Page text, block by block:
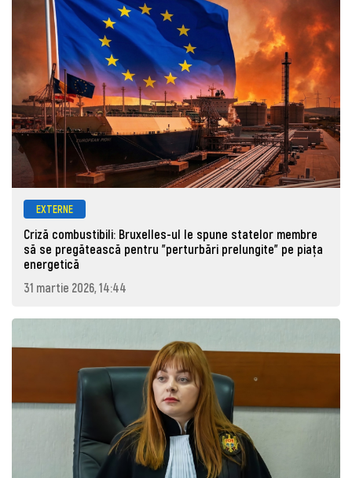
EXTERNE
Criză combustibili: Bruxelles-ul le spune statelor membre
să se pregătească pentru "perturbări prelungite" pe piața
energetică
31 martie 2026, 14:44